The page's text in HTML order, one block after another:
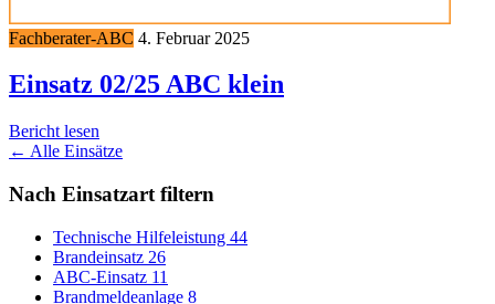
Fachberater-ABC 4. Februar 2025
Einsatz 02/25 ABC klein
Bericht lesen
← Alle Einsätze
Nach Einsatzart filtern
Technische Hilfeleistung 44
Brandeinsatz 26
ABC-Einsatz 11
Brandmeldeanlage 8